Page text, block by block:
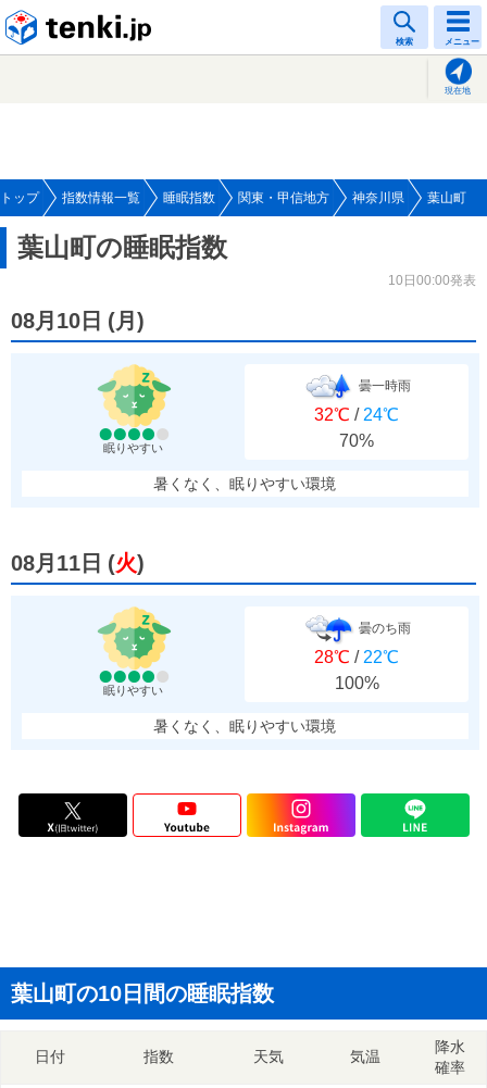
検索 メニュー
現在地
トップ 指数情報一覧 睡眠指数 関東・甲信地方 神奈川県 葉山町
葉山町の睡眠指数
10日00:00発表
08月10日 (月 )
眠りやすい
曇一時雨
32℃ / 24℃
70%
暑くなく、眠りやすい環境
08月11日 (火)
眠りやすい
曇のち雨
28℃ / 22℃
100%
暑くなく、眠りやすい環境
葉山町の10日間の睡眠指数
日付 指数 天気 気温
降水
確率